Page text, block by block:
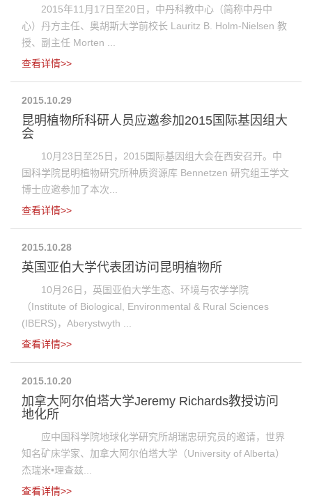
2015年11月17日至20日，中丹科教中心（简称中丹中
心）丹方主任、奥胡斯大学前校长 Lauritz B. Holm-Nielsen 教
授、副主任 Morten ...
查看详情>>
2015.10.29
昆明植物所科研人员应邀参加2015国际基因组大
会
10月23日至25日，2015国际基因组大会在西安召开。中
国科学院昆明植物研究所种质资源库 Bennetzen 研究组王学文
博士应邀参加了本次...
查看详情>>
2015.10.28
英国亚伯大学代表团访问昆明植物所
10月26日，英国亚伯大学生态、环境与农学学院
（Institute of Biological, Environmental & Rural Sciences
(IBERS)，Aberystwyth ...
查看详情>>
2015.10.20
加拿大阿尔伯塔大学Jeremy Richards教授访问
地化所
应中国科学院地球化学研究所胡瑞忠研究员的邀请，世界
知名矿床学家、加拿大阿尔伯塔大学（University of Alberta）
杰瑞米•理查兹...
查看详情>>